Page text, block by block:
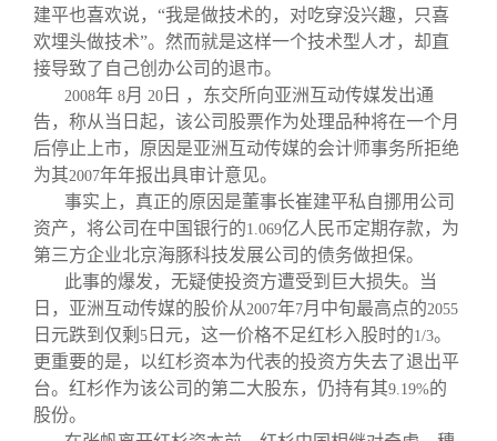
建平也喜欢说，“我是做技术的，对吃穿没兴趣，只喜
欢埋头做技术”。然而就是这样一个技术型人才，却直
接导致了自己创办公司的退市。
2008年 8月 20 日 ，东交所向亚洲互动传媒发出通
告，称从当日起，该公司股票作为处理品种将在一个月
后停止上市，原因是亚洲互动传媒的会计师事务所拒绝
为其2007年年报出具审计意见。
事实上，真正的原因是董事长崔建平私自挪用公司
资产，将公司在中国银行的1.069亿人民币定期存款，为
第三方企业北京海豚科技发展公司的债务做担保。
此事的爆发，无疑使投资方遭受到巨大损失。当
日，亚洲互动传媒的股价从 2007年7月中旬最高点的2055
日元跌到仅剩 5 日元，这一价格不足红杉入股时的1/3。
更重要的是，以红杉资本为代表的投资方失去了退出平
台。红杉作为该公司的第二大股东，仍持有其9.19%的
股份。